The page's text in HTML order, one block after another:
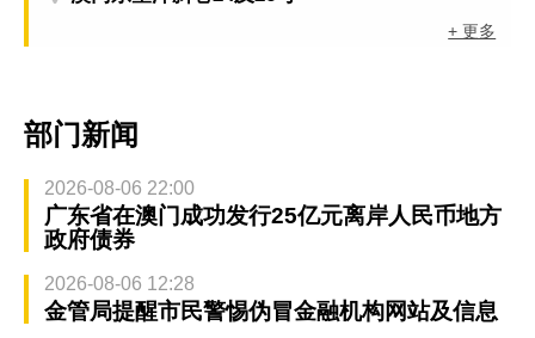
+ 更多
部门新闻
2026-08-06 22:00
广东省在澳门成功发行25亿元离岸人民币地方
政府债券
2026-08-06 12:28
金管局提醒市民警惕伪冒金融机构网站及信息